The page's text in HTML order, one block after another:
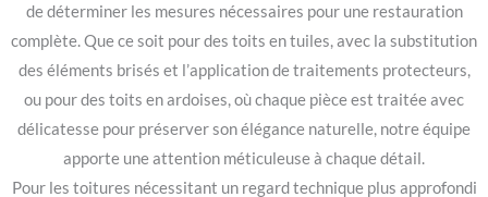
de déterminer les mesures nécessaires pour une restauration
complète. Que ce soit pour des toits en tuiles, avec la substitution
des éléments brisés et l’application de traitements protecteurs,
ou pour des toits en ardoises, où chaque pièce est traitée avec
délicatesse pour préserver son élégance naturelle, notre équipe
apporte une attention méticuleuse à chaque détail.
Pour les toitures nécessitant un regard technique plus approfondi